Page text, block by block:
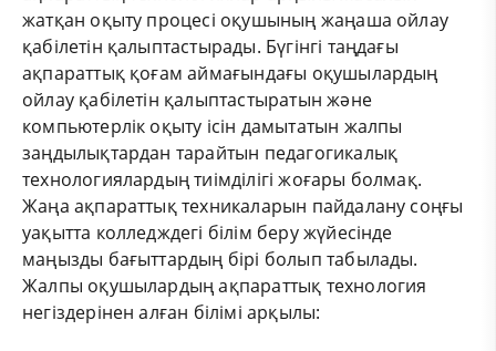
жатқан оқыту процесі оқушының жаңаша ойлау
қабілетін қалыптастырады. Бүгінгі таңдағы
ақпараттық қоғам аймағындағы оқушылардың
ойлау қабілетін қалыптастыратын және
компьютерлік оқыту ісін дамытатын жалпы
заңдылықтардан тарайтын педагогикалық
технологиялардың тиімділігі жоғары болмақ.
Жаңа ақпараттық техникаларын пайдалану соңғы
уақытта колледждегі білім беру жүйесінде
маңызды бағыттардың бірі болып табылады.
Жалпы оқушылардың ақпараттық технология
негіздерінен алған білімі арқылы: